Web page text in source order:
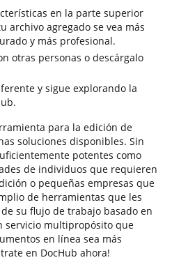
en la parte superior
archivo agregado se vea más
y más profesional.
otras personas o descárgalo
y sigue explorando la
para la edición de
soluciones disponibles. Sin
potentes como
de individuos que requieren
o pequeñas empresas que
de herramientas que les
su flujo de trabajo basado en
servicio multipropósito que
en línea sea más
en DocHub ahora!